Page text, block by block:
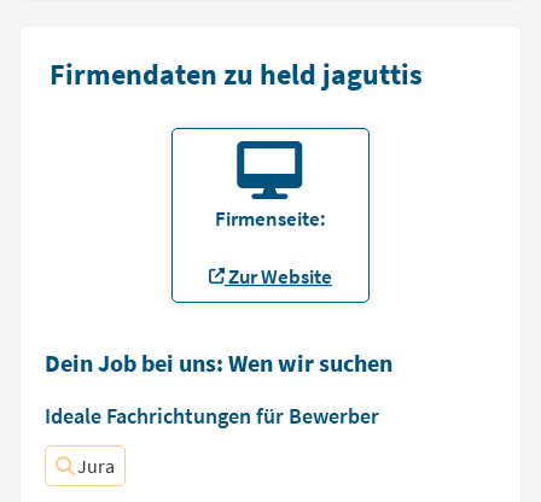
Firmendaten zu held jaguttis
Firmenseite:
Zur Website
Dein Job bei uns: Wen wir suchen
Ideale Fachrichtungen für Bewerber
Jura